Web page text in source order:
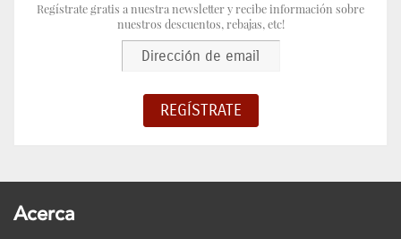
Regístrate gratis a nuestra newsletter y recibe información sobre
nuestros descuentos, rebajas, etc!
Acerca